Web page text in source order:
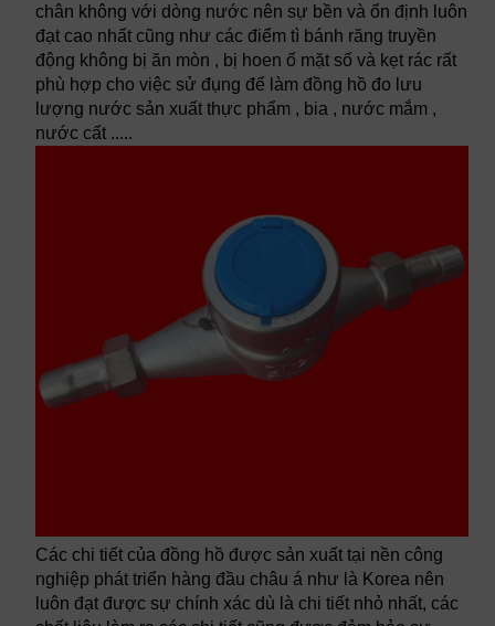
chân không với dòng nước nên sự bền và ổn định luôn
đạt cao nhất cũng như các điểm tì bánh răng truyền
động không bị ăn mòn , bị hoen ố mặt số và kẹt rác rất
phù hợp cho việc sử đụng để làm đồng hồ đo lưu
lượng nước sản xuất thực phẩm , bia , nước mắm ,
nước cất .....
Các chi tiết của đồng hồ được sản xuất tại nền công
nghiệp phát triển hàng đầu châu á như là Korea nên
luôn đạt được sự chính xác dù là chi tiết nhỏ nhất, các